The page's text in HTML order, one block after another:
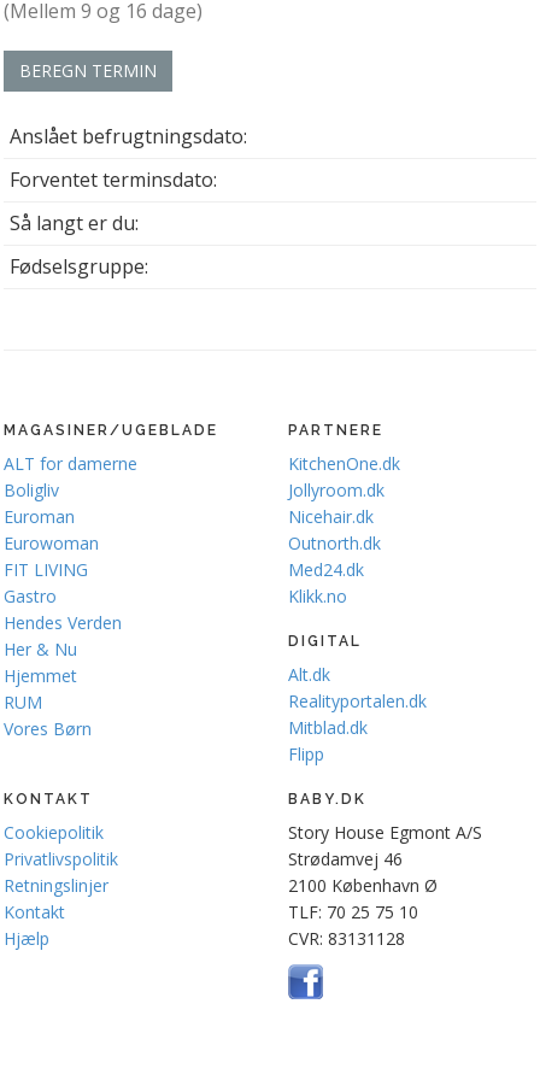
(Mellem 9 og 16 dage)
BEREGN TERMIN
Anslået befrugtningsdato:
Forventet terminsdato:
Så langt er du:
Fødselsgruppe:
MAGASINER/UGEBLADE
ALT for damerne
Boligliv
Euroman
Eurowoman
FIT LIVING
Gastro
Hendes Verden
Her & Nu
Hjemmet
RUM
Vores Børn
PARTNERE
KitchenOne.dk
Jollyroom.dk
Nicehair.dk
Outnorth.dk
Med24.dk
Klikk.no
DIGITAL
Alt.dk
Realityportalen.dk
Mitblad.dk
Flipp
KONTAKT
Cookiepolitik
Privatlivspolitik
Retningslinjer
Kontakt
Hjælp
BABY.DK
Story House Egmont A/S
Strødamvej 46
2100 København Ø
TLF: 70 25 75 10
CVR: 83131128